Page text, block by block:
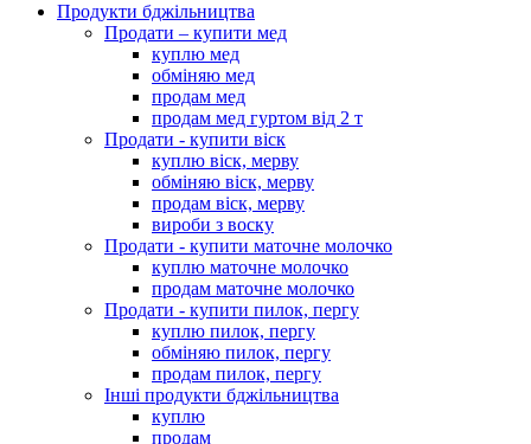
Продукти бджільництва
Продати – купити мед
куплю мед
обміняю мед
продам мед
продам мед гуртом від 2 т
Продати - купити віск
куплю віск, мерву
обміняю віск, мерву
продам віск, мерву
вироби з воску
Продати - купити маточне молочко
куплю маточне молочко
продам маточне молочко
Продати - купити пилок, пергу
куплю пилок, пергу
обміняю пилок, пергу
продам пилок, пергу
Інші продукти бджільництва
куплю
продам